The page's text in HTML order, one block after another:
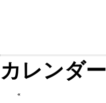
カレンダー
«